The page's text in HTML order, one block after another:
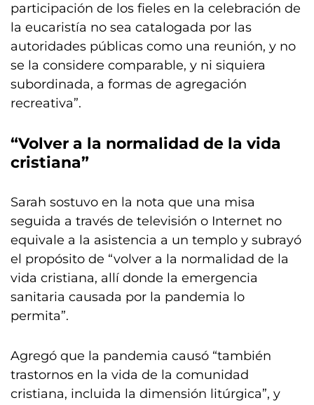
participación de los fieles en la celebración de
la eucaristía no sea catalogada por las
autoridades públicas como una reunión, y no
se la considere comparable, y ni siquiera
subordinada, a formas de agregación
recreativa”.
“Volver a la normalidad de la vida
cristiana”
Sarah sostuvo en la nota que una misa
seguida a través de televisión o Internet no
equivale a la asistencia a un templo y subrayó
el propósito de “volver a la normalidad de la
vida cristiana, allí donde la emergencia
sanitaria causada por la pandemia lo
permita”.
Agregó que la pandemia causó “también
trastornos en la vida de la comunidad
cristiana, incluida la dimensión litúrgica”, y